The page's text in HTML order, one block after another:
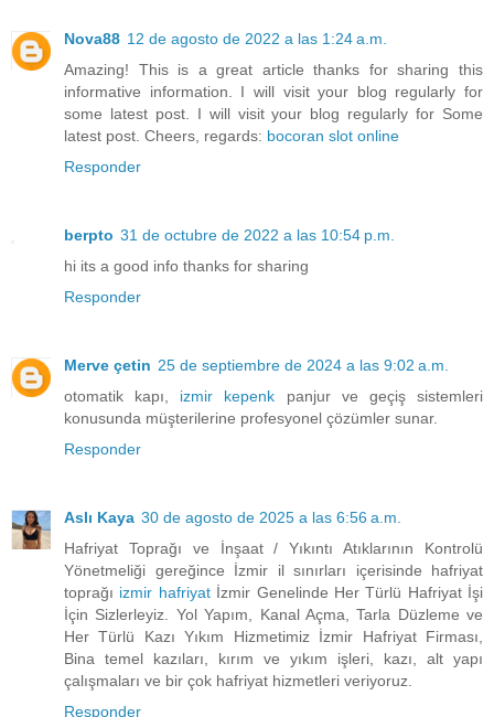
Nova88 12 de agosto de 2022 a las 1:24 a.m.
Amazing! This is a great article thanks for sharing this
informative information. I will visit your blog regularly for
some latest post. I will visit your blog regularly for Some
latest post. Cheers, regards: bocoran slot online
Responder
berpto 31 de octubre de 2022 a las 10:54 p.m.
hi its a good info thanks for sharing
Responder
Merve çetin 25 de septiembre de 2024 a las 9:02 a.m.
otomatik kapı, izmir kepenk panjur ve geçiş sistemleri
konusunda müşterilerine profesyonel çözümler sunar.
Responder
Aslı Kaya 30 de agosto de 2025 a las 6:56 a.m.
Hafriyat Toprağı ve İnşaat / Yıkıntı Atıklarının Kontrolü
Yönetmeliği gereğince İzmir il sınırları içerisinde hafriyat
toprağı izmir hafriyatİzmir Genelinde Her Türlü Hafriyat İşi
İçin Sizlerleyiz. Yol Yapım, Kanal Açma, Tarla Düzleme ve
Her Türlü Kazı Yıkım Hizmetimiz İzmir Hafriyat Firması,
Bina temel kazıları, kırım ve yıkım işleri, kazı, alt yapı
çalışmaları ve bir çok hafriyat hizmetleri veriyoruz.
Responder